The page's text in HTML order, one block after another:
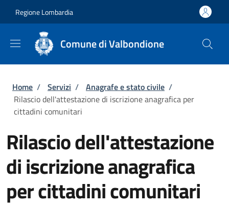
Regione Lombardia
Comune di Valbondione
Briciole di pane
Home / Servizi / Anagrafe e stato civile /
Rilascio dell'attestazione di iscrizione anagrafica per
cittadini comunitari
Rilascio dell'attestazione
di iscrizione anagrafica
per cittadini comunitari